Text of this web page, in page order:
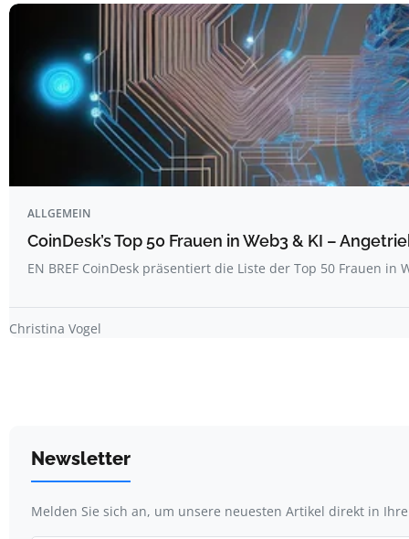
ALLGEMEIN
CoinDesk’s Top 50 Frauen in Web3 & KI –
EN BREF CoinDesk präsentiert die Liste der Top 50 Frauen in
Christina Vogel
Newsletter
Melden Sie sich an, um unsere neuesten Artikel direkt in